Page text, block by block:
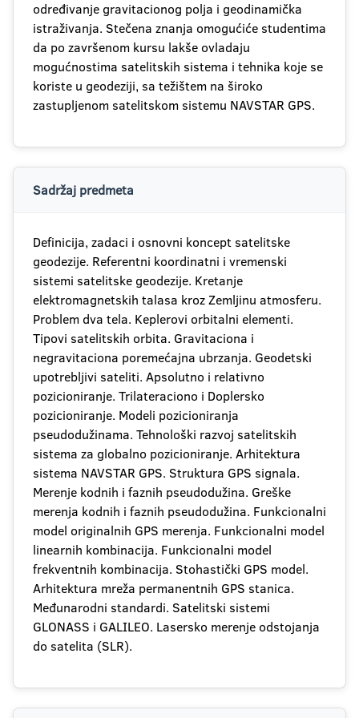
određivanje gravitacionog polja i geodinamička
istraživanja. Stečena znanja omogućiće studentima
da po završenom kursu lakše ovladaju
mogućnostima satelitskih sistema i tehnika koje se
koriste u geodeziji, sa težištem na široko
zastupljenom satelitskom sistemu NAVSTAR GPS.
Sadržaj predmeta
Definicija, zadaci i osnovni koncept satelitske
geodezije. Referentni koordinatni i vremenski
sistemi satelitske geodezije. Kretanje
elektromagnetskih talasa kroz Zemljinu atmosferu.
Problem dva tela. Keplerovi orbitalni elementi.
Tipovi satelitskih orbita. Gravitaciona i
negravitaciona poremećajna ubrzanja. Geodetski
upotrebljivi sateliti. Apsolutno i relativno
pozicioniranje. Trilateraciono i Doplersko
pozicioniranje. Modeli pozicioniranja
pseudodužinama. Tehnološki razvoj satelitskih
sistema za globalno pozicioniranje. Arhitektura
sistema NAVSTAR GPS. Struktura GPS signala.
Merenje kodnih i faznih pseudodužina. Greške
merenja kodnih i faznih pseudodužina. Funkcionalni
model originalnih GPS merenja. Funkcionalni model
linearnih kombinacija. Funkcionalni model
frekventnih kombinacija. Stohastički GPS model.
Arhitektura mreža permanentnih GPS stanica.
Međunarodni standardi. Satelitski sistemi
GLONASS i GALILEO. Lasersko merenje odstojanja
do satelita (SLR).